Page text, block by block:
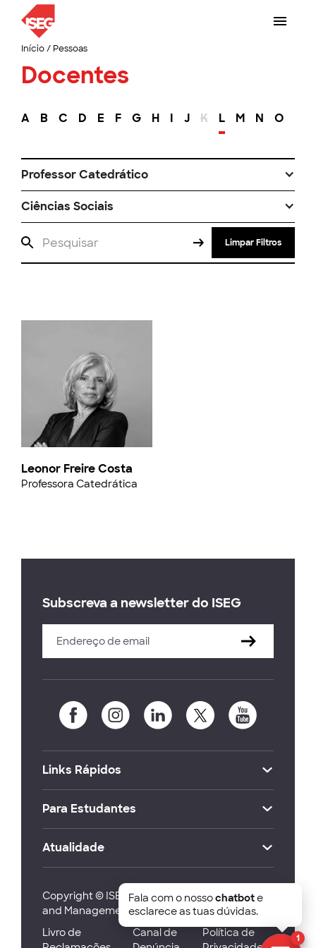
Início/ Pessoas
Docentes
A B C D E F G H I J K L M N O
Professor Catedrático
Ciências Sociais
Limpar Filtros
Leonor Freire Costa
Professora Catedrática
Subscreva a newsletter do ISEG
Links Rápidos
Para Estudantes
Atualidade
Copyright © ISEG Lisbon School of Economics
and Management 2026
Livro de
Canal de
Política de
1
Fala com o nossochatbote
esclarece as tuas dúvidas.